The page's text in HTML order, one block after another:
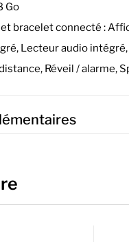
Go
bracelet connecté :
Lecteur audio
Réveil / alarme,